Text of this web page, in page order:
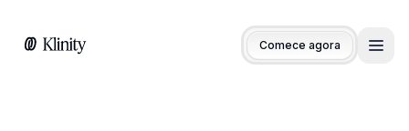
Comece agora